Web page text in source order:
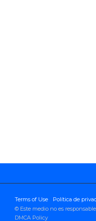
Terms of Use Política de
© Este medio no es
DMCA Policy